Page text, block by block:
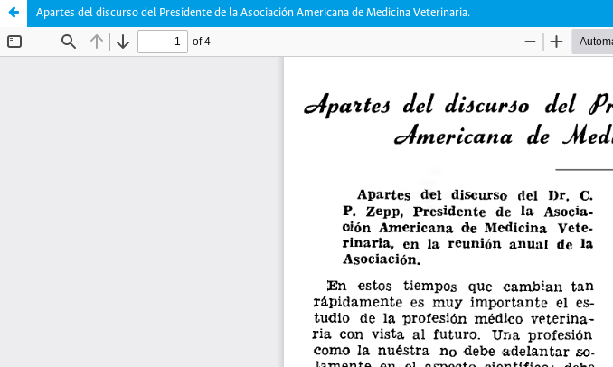
Apartes del discurso del Presidente de la Asociación Americana de Medicina Veterinaria.